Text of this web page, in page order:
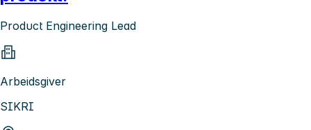
Product Engineering Lead
Arbeidsgiver
SIKRI